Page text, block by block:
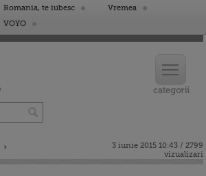
Romania, te iubesc
Vremea
VOYO
3 iunie 2015 10:43 / 2799
vizualizari